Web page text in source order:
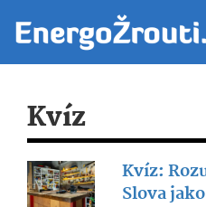
Kvíz
Kvíz:
Slova